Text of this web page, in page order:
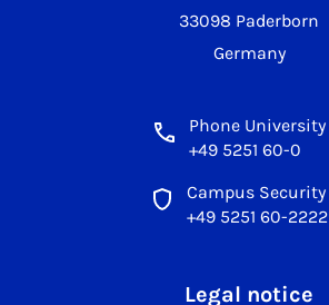
33098 Paderborn
Germany
Phone University
+49 5251 60-0
Campus Security
+49 5251 60-2222
Legal notice